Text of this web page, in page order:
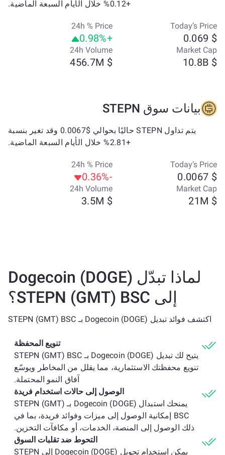
+0.12% خلال الأيام السبعة الماضية.
Today’s Price
$ 0.069
24h % Price
+0.98%
Market Cap
$ 10.8B
24h Volume
$ 456.7M
بيانات سوق STEPN
يتم تداول STEPN حاليًا بحوالي $0.0067 وقد تغير بنسبة
+2.81% خلال الأيام السبعة الماضية.
Today’s Price
$ 0.0067
24h % Price
-0.36%
Market Cap
$ 21M
24h Volume
$ 3.5M
لماذا تبدّل Dogecoin (DOGE)
إلى STEPN (GMT) BSC؟
اكتشف فوائد تبديل Dogecoin (DOGE) بـ STEPN (GMT) BSC
تنويع المحفظة
يتيح لك تبديل Dogecoin (DOGE) بـ STEPN (GMT) BSC
تنويع محفظتك الاستثمارية، مما يقلل من المخاطر ويوسّع
آفاق النمو المحتملة.
الوصول إلى حالات استخدام فريدة
يمنحك استبدال Dogecoin (DOGE) بـ STEPN (GMT)
BSC إمكانية الوصول إلى ميزات وفوائد فريدة، بما في
ذلك الوصول إلى المنصة، الخدمات، أو مكافآت التخزين.
التحوط ضد تقلبات السوق
يمكن استخدام تحويل Dogecoin (DOGE) إلى STEPN